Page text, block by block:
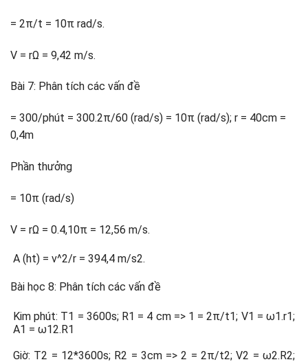
= 2π/t = 10π rad/s.
V = rΩ = 9,42 m/s.
Bài 7: Phân tích các vấn đề
= 300/phút = 300.2π/60 (rad/s) = 10π (rad/s); r = 40cm =
0,4m
Phần thưởng
= 10π (rad/s)
V = rΩ = 0.4,10π = 12,56 m/s.
A (ht) = v^2/r = 394,4 m/s2.
Bài học 8: Phân tích các vấn đề
Kim phút: T1 = 3600s; R1 = 4 cm => 1 = 2π/t1; V1 = ω1.r1;
A1 = ω12.R1
Giờ: T2 = 12*3600s; R2 = 3cm => 2 = 2π/t2; V2 = ω2.R2;